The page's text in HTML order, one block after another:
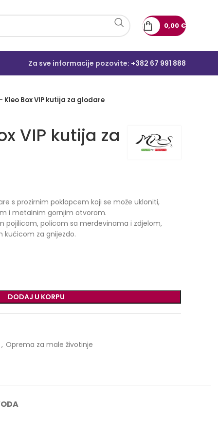
0,00 €
Za sve informacije pozovite: +382 67 991 888
Kleo Box VIP kutija za glodare
VIP kutija za
s prozirnim poklopcem koji se može ukloniti,
i metalnim gornjim otvorom.
pojilicom, policom sa merdevinama i zdjelom,
kućicom za gnijezdo.
DODAJ U KORPU
, Oprema za male životinje